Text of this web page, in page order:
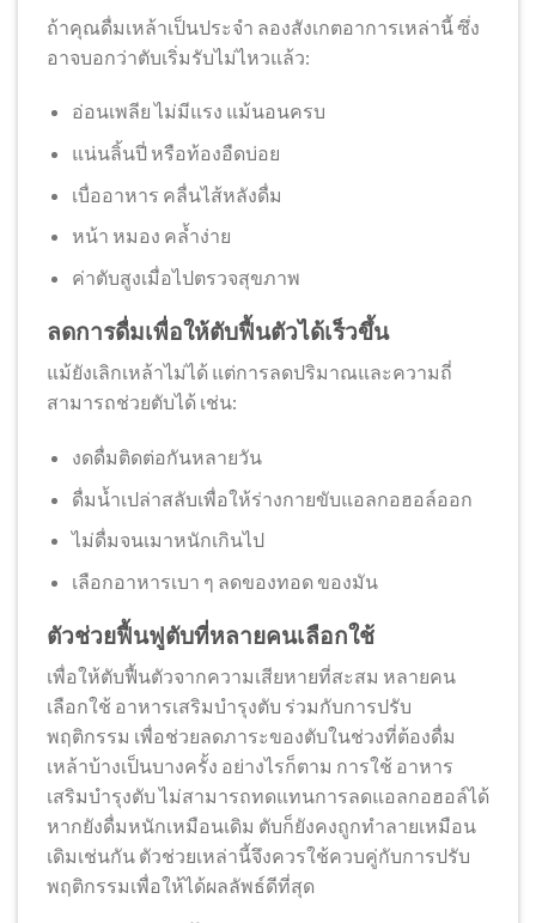
ถ้าคุณดื่มเหล้าเป็นประจำ ลองสังเกตอาการเหล่านี้ ซึ่ง
อาจบอกว่าตับเริ่มรับไม่ไหวแล้ว:
อ่อนเพลีย ไม่มีแรง แม้นอนครบ
แน่นลิ้นปี่ หรือท้องอืดบ่อย
เบื่ออาหาร คลื่นไส้หลังดื่ม
หน้า หมอง คล้ำง่าย
ค่าตับสูงเมื่อไปตรวจสุขภาพ
ลดการดื่มเพื่อให้ตับฟื้นตัวได้เร็วขึ้น
แม้ยังเลิกเหล้าไม่ได้ แต่การลดปริมาณและความถี่
สามารถช่วยตับได้ เช่น:
งดดื่มติดต่อกันหลายวัน
ดื่มน้ำเปล่าสลับเพื่อให้ร่างกายขับแอลกอฮอล์ออก
ไม่ดื่มจนเมาหนักเกินไป
เลือกอาหารเบา ๆ ลดของทอด ของมัน
ตัวช่วยฟื้นฟูตับที่หลายคนเลือกใช้
เพื่อให้ตับฟื้นตัวจากความเสียหายที่สะสม หลายคน
เลือกใช้ อาหารเสริมบำรุงตับ ร่วมกับการปรับ
พฤติกรรม เพื่อช่วยลดภาระของตับในช่วงที่ต้องดื่ม
เหล้าบ้างเป็นบางครั้ง อย่างไรก็ตาม การใช้ อาหาร
เสริมบำรุงตับ ไม่สามารถทดแทนการลดแอลกอฮอล์ได้
หากยังดื่มหนักเหมือนเดิม ตับก็ยังคงถูกทำลายเหมือน
เดิมเช่นกัน ตัวช่วยเหล่านี้จึงควรใช้ควบคู่กับการปรับ
พฤติกรรมเพื่อให้ได้ผลลัพธ์ดีที่สุด